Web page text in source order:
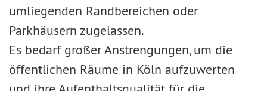
umliegenden Randbereichen oder
Parkhäusern zugelassen.
Es bedarf großer Anstrengungen, um die
öffentlichen Räume in Köln aufzuwerten